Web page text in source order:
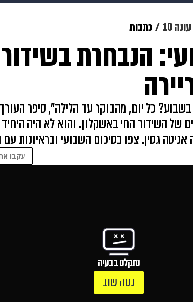
תרבות צבא וביטחון
גאווה ויוה משפט תשעה חודשים מתכונים
עונה 10 כתבות
הנבחרת
בשבוע? כל יום, מהבוקר עד הלילה", סיפר
של השידור החי באשקלון. והוא לא היה
גסין. צפו בסיכום השבועי ובראיונות
עקבו
נתקלנו בבעיה
נסה שוב